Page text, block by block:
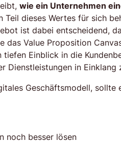
wie ein Unternehmen
Teil dieses Wertes für sich
ist dabei entscheidend,
das Value Proposition
tiefen Einblick in die
Dienstleistungen in Einklang
Geschäftsmodell, sollte
noch besser lösen